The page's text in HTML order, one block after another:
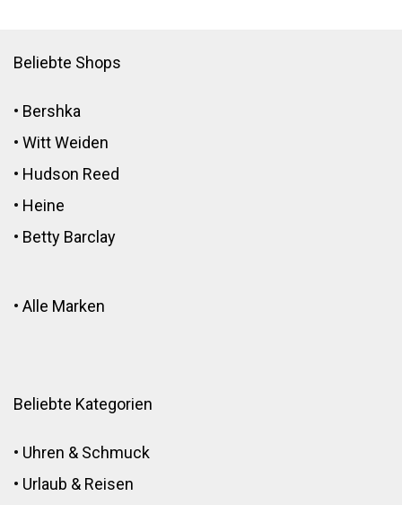
Beliebte Shops
• Bershka
• Witt Weiden
• Hudson Reed
• Heine
• Betty Barclay
• Alle Marken
Beliebte Kategorien
• Uhren & Schmuck
• Urlaub & Reisen